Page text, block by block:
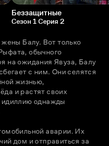
Беззащитные
Сезон 1 Серия 2
жены Балу. Вот только
обычного
на ожидания Явуза, Балу
с ним. Они селятся
жизнью,
и растят своих
идиллию однажды
аварии. Их
дом и отправиться за